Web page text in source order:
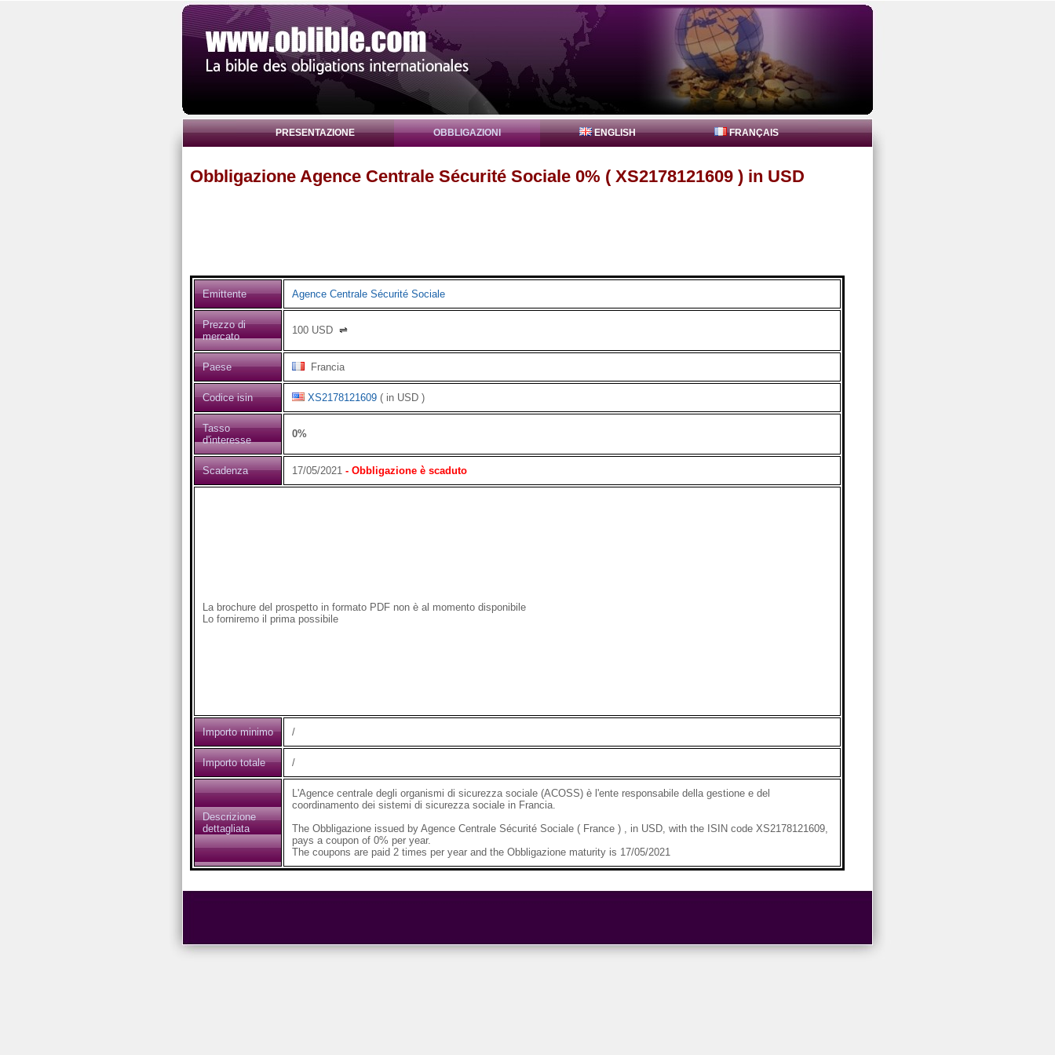
PRESENTAZIONE OBBLIGAZIONI ENGLISH FRANÇAIS
Obbligazione Agence Centrale Sécurité Sociale 0% ( XS2178121609 ) in USD
Emittente Agence Centrale Sécurité Sociale
Prezzo di
mercato
100USD⇌
Paese Francia
Codice isin XS2178121609( in USD )
Tasso
d'interesse
0%
Scadenza 17/05/2021- Obbligazione è scaduto
La brochure del prospetto in formato PDF non è al momento disponibile
Lo forniremo il prima possibile
Importo minimo /
Importo totale /
Descrizione
dettagliata
L'Agence centrale degli organismi di sicurezza sociale (ACOSS) è l'ente responsabile della gestione e del
coordinamento dei sistemi di sicurezza sociale in Francia.
The Obbligazione issued by Agence Centrale Sécurité Sociale ( France ) , in USD, with the ISIN code XS2178121609,
pays a coupon of 0% per year.
The coupons are paid 2 times per year and the Obbligazione maturity is 17/05/2021